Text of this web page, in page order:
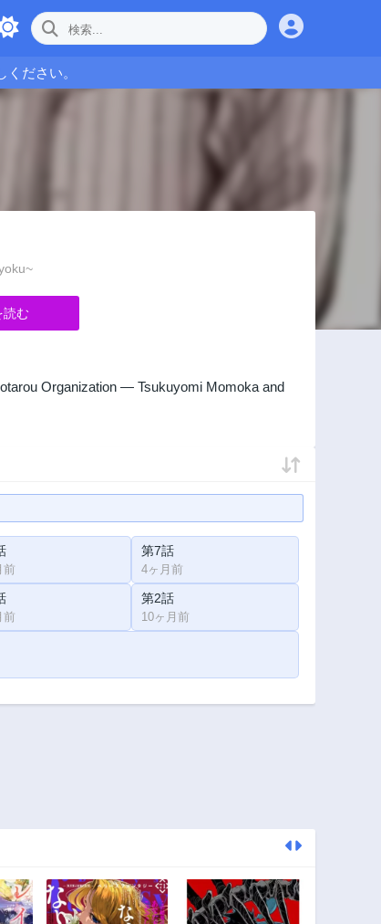
ださい。
む
Organization — Tsukuyomi Momoka and
前
第7話
4ヶ月前
前
第2話
10ヶ月前